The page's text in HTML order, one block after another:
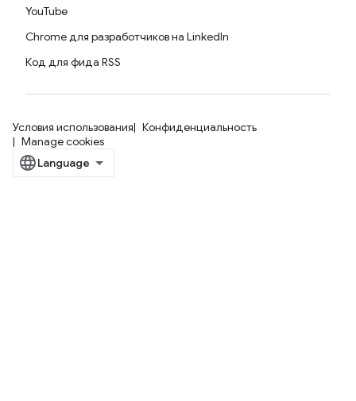
YouTube
Chrome для разработчиков на LinkedIn
Код для фида RSS
Условия использования
Конфиденциальность
Manage cookies